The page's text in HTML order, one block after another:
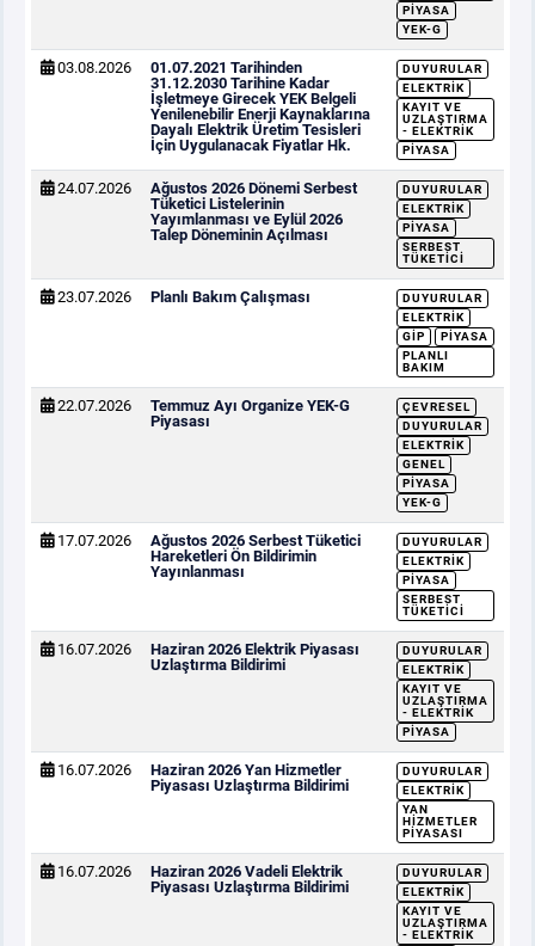
PIYASA
YEK-G
03.08.2026
01.07.2021 Tarihinden
31.12.2030 Tarihine Kadar
İşletmeye Girecek YEK Belgeli
Yenilenebilir Enerji Kaynaklarına
Dayalı Elektrik Üretim Tesisleri
İçin Uygulanacak Fiyatlar Hk.
DUYURULAR
ELEKTRIK
KAYIT VE
UZLAŞTIRMA
- ELEKTRIK
PIYASA
24.07.2026
Ağustos 2026 Dönemi Serbest
Tüketici Listelerinin
Yayımlanması ve Eylül 2026
Talep Döneminin Açılması
DUYURULAR
ELEKTRIK
PIYASA
SERBEST
TÜKETICI
23.07.2026 Planlı Bakım Çalışması
DUYURULAR
ELEKTRIK
GİP
PIYASA
PLANLI
BAKIM
22.07.2026
Temmuz Ayı Organize YEK-G
Piyasası
ÇEVRESEL
DUYURULAR
ELEKTRIK
GENEL
PIYASA
YEK-G
17.07.2026
Ağustos 2026 Serbest Tüketici
Hareketleri Ön Bildirimin
Yayınlanması
DUYURULAR
ELEKTRIK
PIYASA
SERBEST
TÜKETICI
16.07.2026
Haziran 2026 Elektrik Piyasası
Uzlaştırma Bildirimi
DUYURULAR
ELEKTRIK
KAYIT VE
UZLAŞTIRMA
- ELEKTRIK
PIYASA
16.07.2026
Haziran 2026 Yan Hizmetler
Piyasası Uzlaştırma Bildirimi
DUYURULAR
ELEKTRIK
YAN
HIZMETLER
PIYASASI
16.07.2026
Haziran 2026 Vadeli Elektrik
Piyasası Uzlaştırma Bildirimi
DUYURULAR
ELEKTRIK
KAYIT VE
UZLAŞTIRMA
- ELEKTRIK